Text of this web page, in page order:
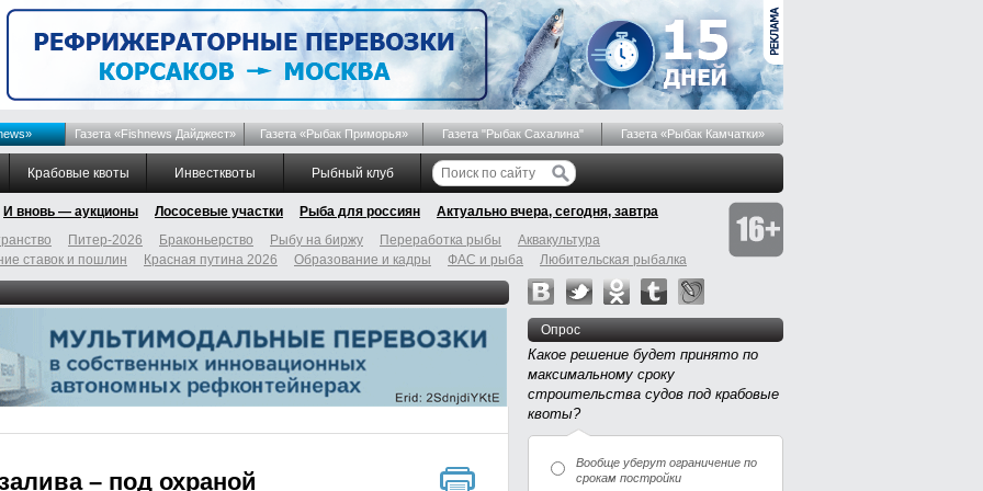
Газета «Fishnews Дайджест» Газета «Рыбак Приморья» Газета "Рыбак Сахалина" Газета «Рыбак Камчатки»
Крабовые квоты Инвестквоты Рыбный клуб
И вновь — аукционы Лососевые участки Рыба для россиян
Актуально вчера, сегодня, завтра
Питер-2026 Браконьерство Рыбу на биржу Переработка рыбы
Аквакультура
ставок и пошлин Красная путина 2026 Образование и кадры ФАС и рыба Любительская рыбалка
– под охраной
Опрос
Какое решение будет принято по
максимальному сроку
строительства судов под крабовые
квоты?
Вообще уберут ограничение по
срокам постройки